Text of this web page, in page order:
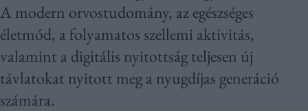
A modern orvostudomány, az egészséges
életmód, a folyamatos szellemi aktivitás,
valamint a digitális nyitottság teljesen új
távlatokat nyitott meg a nyugdíjas generáció
számára.